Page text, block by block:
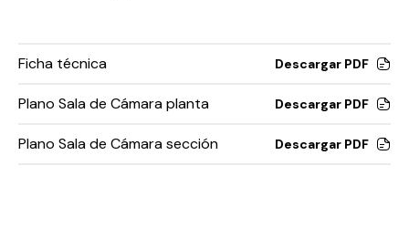
Ficha técnica Descargar PDF
Plano Sala de Cámara planta Descargar PDF
Plano Sala de Cámara sección Descargar PDF